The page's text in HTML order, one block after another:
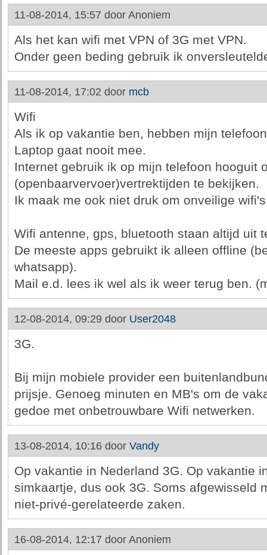
11-08-2014, 15:57 door Anoniem
Als het kan wifi met VPN of 3G met VPN.
Onder geen beding gebruik ik
11-08-2014, 17:02 door mcb
Wifi
Als ik op vakantie ben, hebben mijn
Laptop gaat nooit mee.
Internet gebruik ik op mijn telefoon hooguit
(openbaarvervoer)vertrektijden te bekijken.
Ik maak me ook niet druk om onveilige
Wifi antenne, gps, bluetooth staan altijd uit
De meeste apps gebruikt ik alleen offline
whatsapp).
Mail e.d. lees ik wel als ik weer terug ben.
12-08-2014, 09:29 door User2048
3G.
Bij mijn mobiele provider een
prijsje. Genoeg minuten en MB's om de
gedoe met onbetrouwbare Wifi netwerken.
13-08-2014, 10:16 door Vandy
Op vakantie in Nederland 3G. Op vakantie
simkaartje, dus ook 3G. Soms afgewisseld
niet-privé-gerelateerde zaken.
16-08-2014, 12:17 door Anoniem